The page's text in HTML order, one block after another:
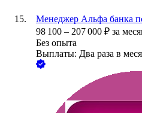
Менеджер Альфа банка
98 100 – 207 000 ₽ за
Без опыта
Выплаты: Два раза в